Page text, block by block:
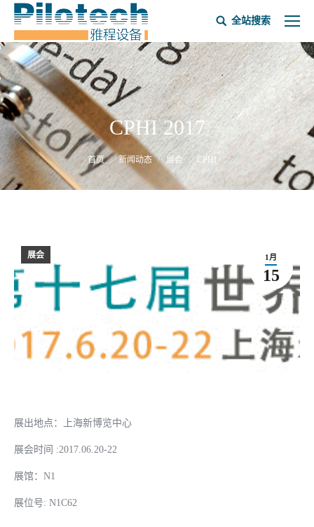
全站搜索
CPHI 2017
当前位置： 首页 新闻动态 展会 CPHI …
1月
15
展会
展出地点：上海新博览中心
展会时间 :2017.06.20-22
展馆：N1
展位号: N1C62